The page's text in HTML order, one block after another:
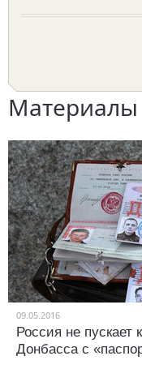
Материалы
09.05.2016
Россия не пускает
Донбасса с